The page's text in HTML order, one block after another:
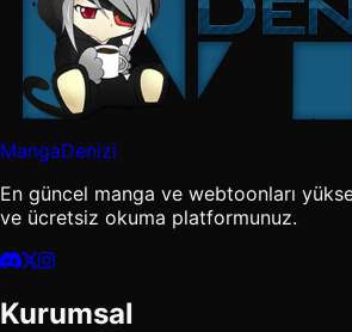
MangaDenizi
En güncel manga ve webtoonları
ve ücretsiz okuma platformunuz.
Kurumsal